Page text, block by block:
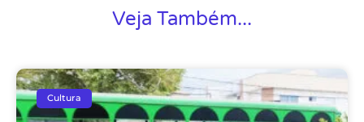
Veja Também...
Cultura